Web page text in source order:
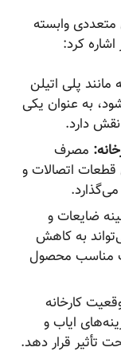
وابسته
کرد:
پلی اتیلن
به عنوان یکی
دارد.
مصرف
اتصالات و
و
به کاهش
محصول
کارخانه
ایاب و
قرار دهد.